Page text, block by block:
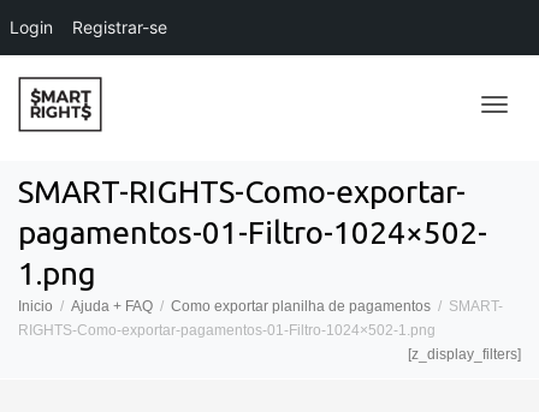
SMART-RIGHTS-Como-exportar-
pagamentos-01-Filtro-1024×502-
1.png
Inicio Ajuda + FAQ Como exportar planilha de pagamentos
SMART-
RIGHTS-Como-exportar-pagamentos-01-Filtro-1024×502-1.png
[z_display_filters]
Login Registrar-se